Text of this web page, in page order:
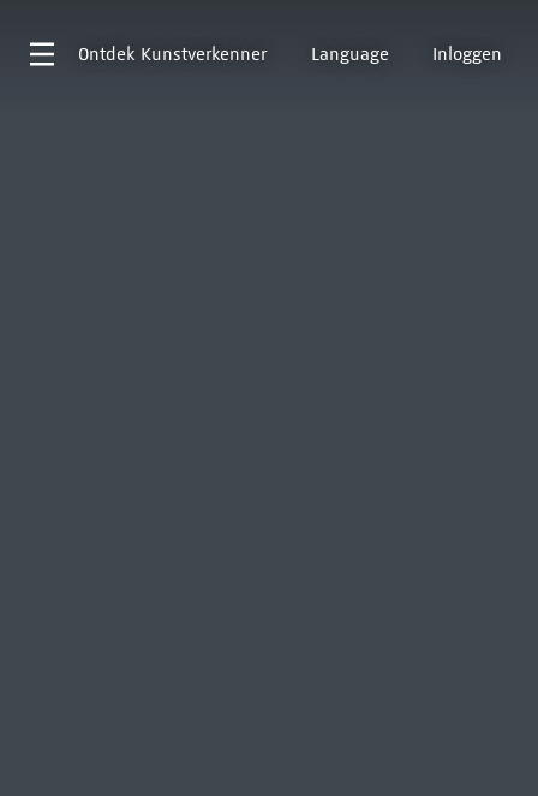
Ontdek Kunstverkenner Language Inloggen